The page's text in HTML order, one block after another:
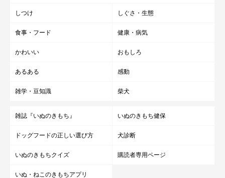
しつけ しぐさ・生態
食事・フード 健康・病気
かわいい おもしろ
あるある 感動
雑学・豆知識 柴犬
雑誌『いぬのきもち』 いぬのきもち健保
ドッグフードの正しい選び方 犬診断
いぬのきもちクイズ 購読者専用ページ
いぬ・ねこのきもちアプリ